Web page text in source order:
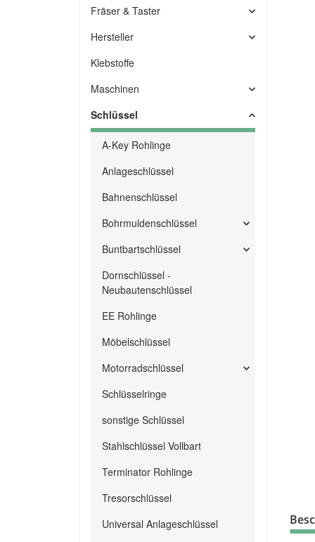
Fräser & Taster
Hersteller
Klebstoffe
Maschinen
Schlüssel
A-Key Rohlinge
Anlageschlüssel
Bahnenschlüssel
Bohrmuldenschlüssel
Buntbartschlüssel
Dornschlüssel -
Neubautenschlüssel
EE Rohlinge
Möbelschlüssel
Motorradschlüssel
Schlüsselringe
sonstige Schlüssel
Stahlschlüssel Vollbart
Terminator Rohlinge
Tresorschlüssel
Universal Anlageschlüssel